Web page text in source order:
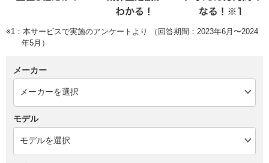
※1：本サービスで実施のアンケートより （回答期間：2023年6月〜2024
年5月）
メーカー
モデル